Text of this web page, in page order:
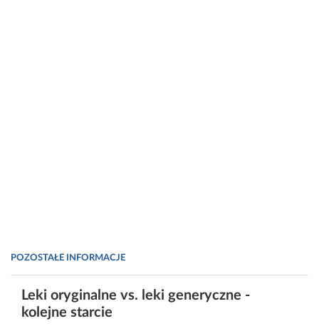
POZOSTAŁE INFORMACJE
Leki oryginalne vs. leki generyczne -
kolejne starcie